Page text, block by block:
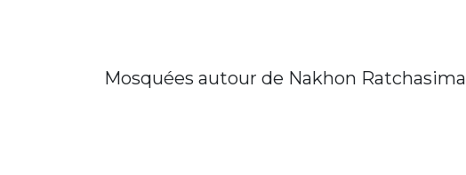
Mosquées autour de Nakhon Ratchasima